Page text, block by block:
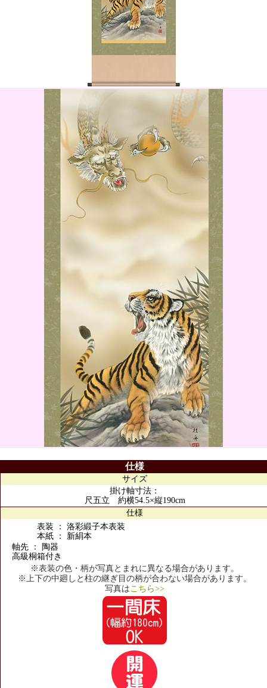
仕様
サイズ
掛け軸寸法：
尺五立 約横54.5×縦190cm
仕様
表装 ： 洛彩緞子本表装
本紙 ： 新絹本
軸先 ： 陶器
高級桐箱付き
※表装の色・柄が写真とまれに異なる場合があります。
※上下の中廻しと柱の継ぎ目の柄が合わない場合があります。
写真はこちら>>